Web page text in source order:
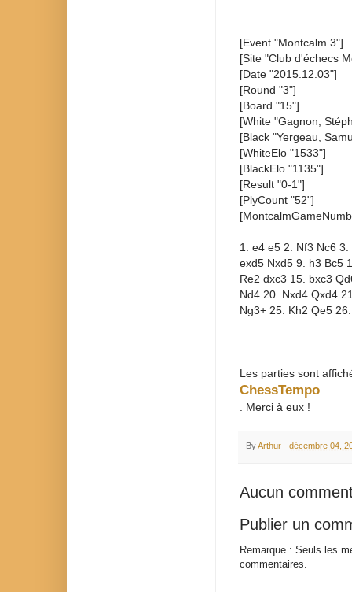
[Event "Montcalm 3"]
[Site "Club d'échecs
[Date "2015.12.03"]
[Round "3"]
[Board "15"]
[White "Gagnon,
[Black "Yergeau,
[WhiteElo "1533"]
[BlackElo "1135"]
[Result "0-1"]
[PlyCount "52"]
1. e4 e5 2. Nf3 Nc6
exd5 Nxd5 9. h3 Bc5
Re2 dxc3 15. bxc3
Nd4 20. Nxd4 Qxd4
Ng3+ 25. Kh2 Qe5
Les parties sont
ChessTempo
. Merci à eux !
ByArthur - décembre 04,
Aucun
Publier un
Remarque : Seuls les
commentaires.